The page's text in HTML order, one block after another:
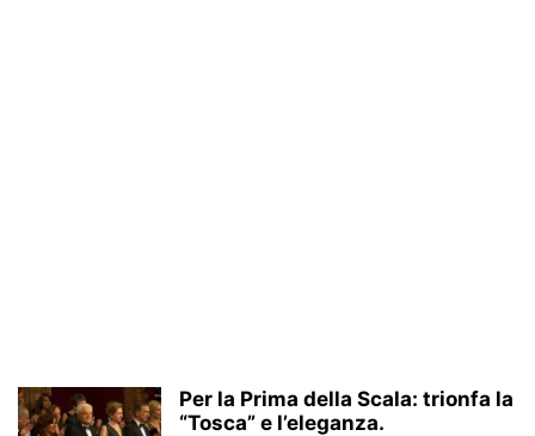
Per la Prima della Scala: trionfa la
“Tosca” e l’eleganza.